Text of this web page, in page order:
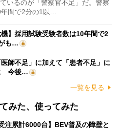
いるのが「警察官不足」だ。警察
間で2分の1以…
機】採用試験受験者数は10年間で2
も…
師不足」に加えて「患者不足」に
今後…
一覧を見る
みた、使ってみた
注累計6000台】BEV普及の障壁と